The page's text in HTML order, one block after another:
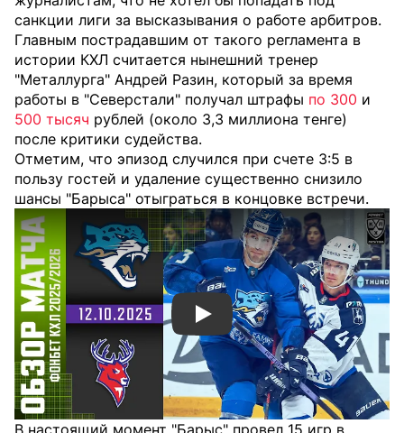
санкции лиги за высказывания о работе арбитров.
Главным пострадавшим от такого регламента в
истории КХЛ считается нынешний тренер
"Металлурга" Андрей Разин, который за время
работы в "Северстали" получал штрафы по 300 и
500 тысяч рублей (около 3,3 миллиона тенге)
после критики судейства.
Отметим, что эпизод случился при счете 3:5 в
пользу гостей и удаление существенно снизило
шансы "Барыса" отыграться в концовке встречи.
Смотреть видео YouTube
В настоящий момент "Барыс" провел 15 игр в